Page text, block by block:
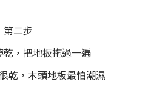
第二步
，把地板拖過一遍
乾，木頭地板最怕潮濕